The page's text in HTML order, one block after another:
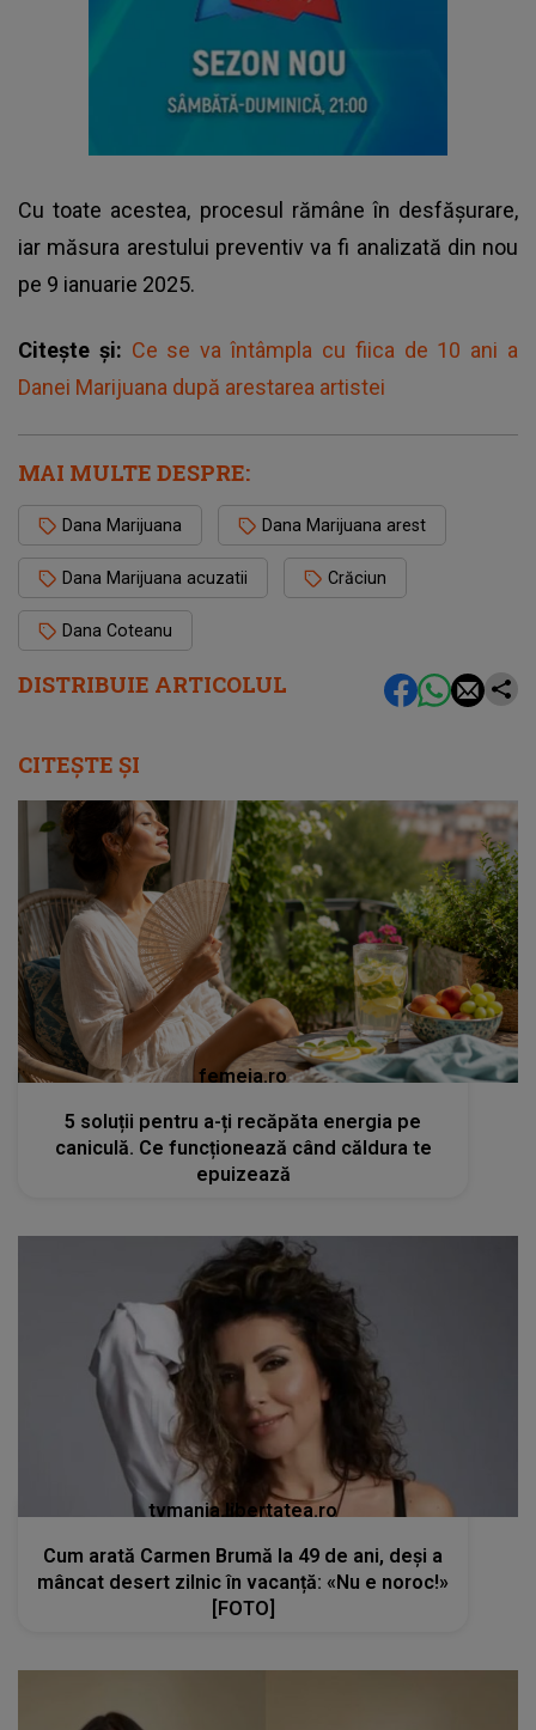
DISTRIBUIE ARTICOLUL
Cu toate acestea, procesul rămâne în desfășurare,
iar măsura arestului preventiv va fi analizată din nou
pe 9 ianuarie 2025.
Citește și: Ce se va întâmpla cu fiica de 10 ani a
Danei Marijuana după arestarea artistei
MAI MULTE DESPRE:
Dana Marijuana Dana Marijuana arest
Dana Marijuana acuzatii Crăciun
Dana Coteanu
CITEȘTE ȘI
femeia.ro
5 soluții pentru a-ți recăpăta energia pe
caniculă. Ce funcționează când căldura te
epuizează
tvmania.libertatea.ro
Cum arată Carmen Brumă la 49 de ani, deși a
mâncat desert zilnic în vacanță: «Nu e noroc!»
[FOTO]